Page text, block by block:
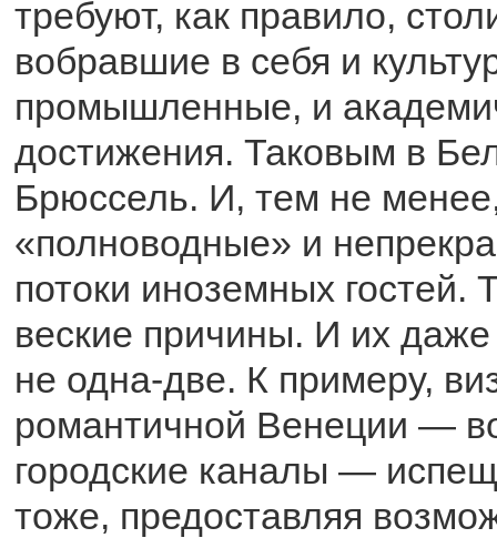
требуют, как правило,
вобравшие в себя и
промышленные, и
достижения. Таковым в
Брюссель. И, тем не менее,
«полноводные» и
потоки иноземных гостей.
веские причины. И их даже
не одна-две. К примеру,
романтичной Венеции —
городские каналы —
тоже, предоставляя